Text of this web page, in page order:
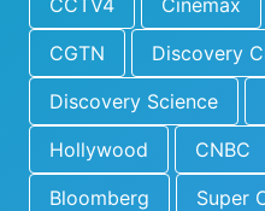
CCTV4 Cinemax
CGTN
Discovery
Discovery Science
Hollywood
CNBC
Bloomberg
Super